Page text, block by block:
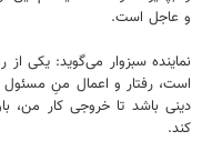
و عاجل است.
نماینده سبزوار می‌گوید: یکی از
است، رفتار و اعمال منِ
دینی باشد تا خروجی کار من،
کند.